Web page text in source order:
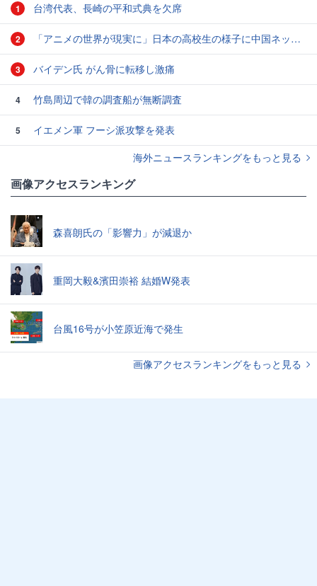
1 台湾代表、長崎の平和式典を欠席
2 「アニメの世界が現実に」日本の高校生の様子に中国ネット「青春」「うらやましい」
3 バイデン氏 がん骨に転移し激痛
4 竹島周辺で韓の調査船が無断調査
5
イエメン軍 フーシ派攻撃を発表
海外ニュースランキングをもっと見る
画像アクセスランキング
森喜朗氏の「影響力」が減退か
重岡大毅&濱田崇裕 結婚W発表
台風16号が小笠原近海で発生
画像アクセスランキングをもっと見る